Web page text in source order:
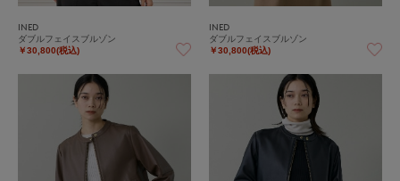
INED
ダブルフェイスブルゾン
￥30,800(税込)
INED
ダブルフェイスブルゾン
￥30,800(税込)